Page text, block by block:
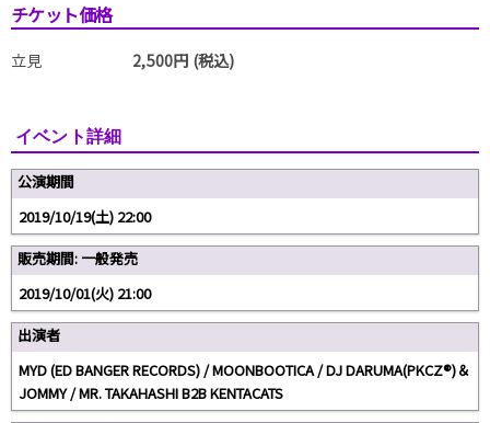
チケット価格
立見 2,500円 (税込)
イベント詳細
公演期間
2019/10/19(土) 22:00
販売期間: 一般発売
2019/10/01(火) 21:00
出演者
MYD (ED BANGER RECORDS) / MOONBOOTICA / DJ DARUMA(PKCZ®)＆
JOMMY / MR. TAKAHASHI B2B KENTACATS